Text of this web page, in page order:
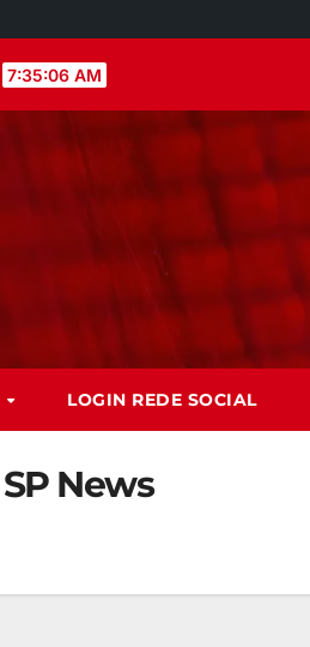
7:35:08 AM
LOGIN REDE SOCIAL
SP News